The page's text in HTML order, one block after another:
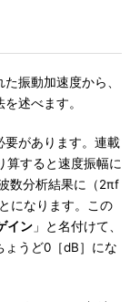
振動加速度から、
述べます。
があります。連載
算すると速度振幅に
数分析結果に（2πf
になります。この
イン 」と名付けて、
ょうど0［dB］にな